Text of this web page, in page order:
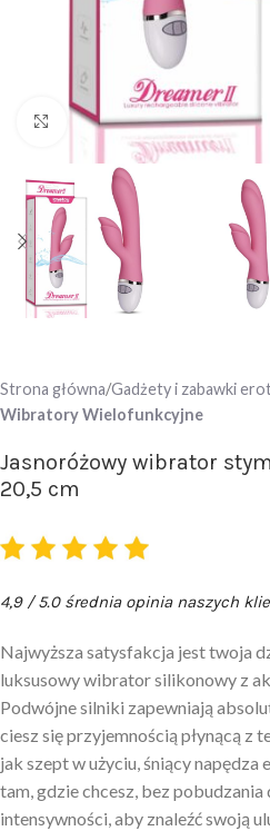
Click to enlarge
Strona główna Gadżety i zabawki
Wibratory Wielofunkcyjne
Jasnoróżowy wibrator
20,5 cm
4,9 / 5.0 średnia opinia naszych
Najwyższa satysfakcja jest twoja
luksusowy wibrator silikonowy z
Podwójne silniki zapewniają
ciesz się przyjemnością płynącą z
jak szept w użyciu, śniący
tam, gdzie chcesz, bez
intensywności, aby znaleźć swoją